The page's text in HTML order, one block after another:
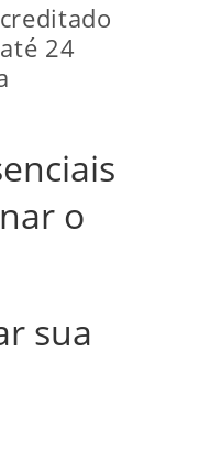
24
o
sua